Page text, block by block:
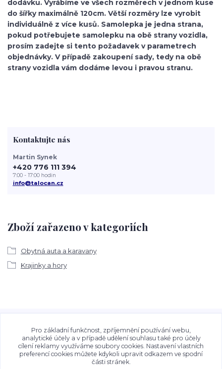
dodávku. Vyrábíme ve všech rozměrech v jednom kuse
do šířky maximálně 120cm. Větší rozměry lze vyrobit
individuálně z více kusů. Samolepka je jedna strana,
pokud potřebujete samolepku na obě strany vozidla,
prosím zadejte si tento požadavek v parametrech
objednávky. V případě zakoupení sady, tedy na obě
strany vozidla vám dodáme levou i pravou stranu.
Zboží zařazeno v kategoriích
Obytná auta a karavany
Krajinky a hory
Kontaktujte nás
Martin Synek
+420 776 111 394
7:00 - 17:00 hodin
info@talocan.cz
obsah zveřejněný na stránkách Talocan.cz a
CeskeSamolepky.cz jsou chráněny autorským právem. Jejich
použití bez předchozího písemného souhlasu provozovatele
je zakázáno.
Pro základní funkčnost, zpříjemnění používání webu,
analytické účely a v případě udělení souhlasu také pro účely
cílení reklamy využíváme soubory cookies. Nastavení vlastních
preferencí cookies můžete kdykoli upravit odkazem ve spodní
části stránek.